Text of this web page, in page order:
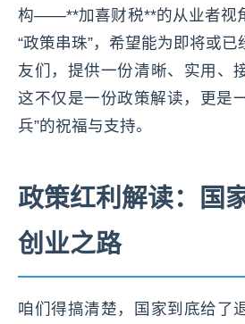
构——**加喜财税**的从业者视
“政策串珠”，希望能为即将或
友们，提供一份清晰、实用、
这不仅是一份政策解读，更是
兵”的祝福与支持。
政策红利解读：国
创业之路
咱们得搞清楚，国家到底给了